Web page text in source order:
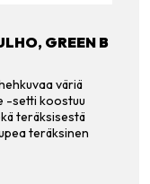
GREEN B
väriä
-setti koostuu
teräksisestä
teräksinen